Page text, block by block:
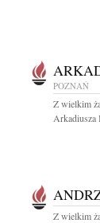
POZNAŃ
Z wielkim
Arkadiusza
Z wielkim